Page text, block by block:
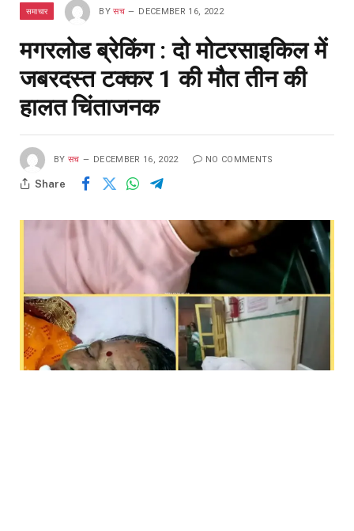
समाचार BY सच DECEMBER 16, 2022
मगरलोड ब्रेकिंग : दो मोटरसाइकिल में
जबरदस्त टक्कर 1 की मौत तीन की
हालत चिंताजनक
BY सच DECEMBER 16, 2022 NO COMMENTS
Share